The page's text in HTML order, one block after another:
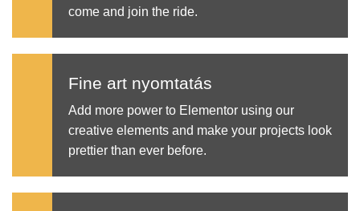
come and join the ride.
Fine art nyomtatás
Add more power to Elementor using our
creative elements and make your projects look
prettier than ever before.